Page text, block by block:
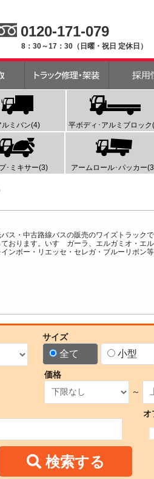
0120-171-079
8：30～17：30（日曜・祝日 定休日）
ルミバン(4) 平ボディ･アルミブロック
･ミキサー(3) アームロール･パッカー
ス・中古路線バスの販売のワイズトラック
おります。いすゞガーラ、エルガミオ・エ
ンボー・リエッセ・セレガ・ブルーリボン
サイズ
全て 小型
価格
～
オ
検索する